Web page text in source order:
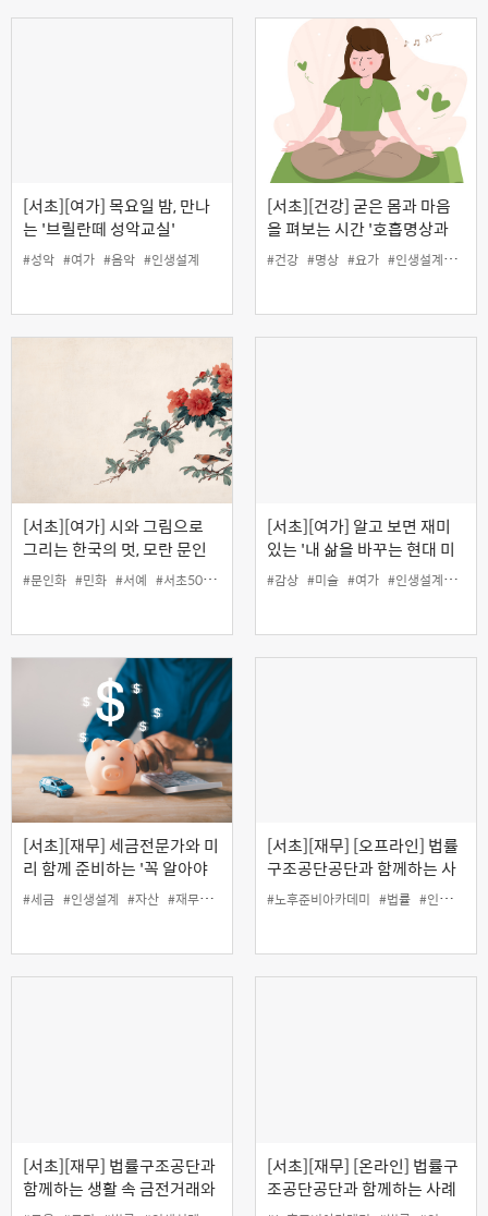
[서초][여가] 목요일 밤, 만나
는 '브릴란떼 성악교실'
#성악 #여가 #음악 #인생설계
[서초][건강] 굳은 몸과 마음
을 펴보는 시간 '호흡명상과
회복요가'
#건강 #명상 #요가 #인생설계 #호흡
[서초][여가] 시와 그림으로
그리는 한국의 멋, 모란 문인
화 기초
#문인화 #민화 #서예 #서초50플러스센터 #여가 #인생설계
[서초][여가] 알고 보면 재미
있는 '내 삶을 바꾸는 현대 미
술 감상법'
#감상 #미술 #여가 #인생설계 #현대
[서초][재무] 세금전문가와 미
리 함께 준비하는 '꼭 알아야
할 자산관리와 절세 전략'
#세금 #인생설계 #자산 #재무 #절세
[서초][재무] [오프라인] 법률
구조공단공단과 함께하는 사
례로 배우는 생활법률
#노후준비아카데미 #법률 #인생설계
[서초][재무] 법률구조공단과
함께하는 생활 속 금전거래와
채무관리 바로 알기(오프라
[서초][재무] [온라인] 법률구
조공단공단과 함께하는 사례
로 배우는 생활법률